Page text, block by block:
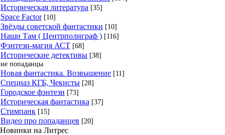
Историческая литература [35]
Space Factor [10]
Звёзды советской фантастики [10]
Наши Там ( Центрполиграф ) [116]
Фэнтези-магия АСТ [68]
Исторические детективы [38]
не попаданцы
Новая фантастика. Возвышение [11]
Спецназ КГБ, Чекисты [28]
Городское фэнтези [73]
Историческая фантастика [37]
Стимпанк [15]
Видео про попаданцев [20]
Новинки на Литрес